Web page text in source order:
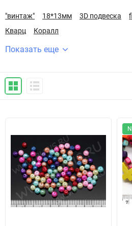
"винтаж" 18*13мм 3D подвеска
Кварц
Коралл
Показать еще